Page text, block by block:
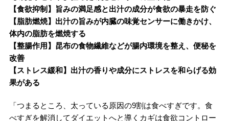
【食欲抑制】旨みの満足感と出汁の成分が食欲の暴走を防ぐ
【脂肪燃焼】出汁の旨みが内臓の味覚センサーに働きかけ、
体内の脂肪を燃焼する
【整腸作用】昆布の食物繊維などが腸内環境を整え、便秘を
改善
【ストレス緩和】出汁の香りや成分にストレスを和らげる効
果がある
「つまるところ、太っている原因の9割は食べすぎです。食
べすぎを解消してダイエットへと導くカギは食欲コントロー